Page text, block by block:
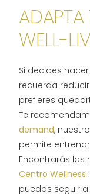
WELL-
Si decides
recuerda
prefieres
Te
demand,
permite
Encontrarás
Centro Wellness
puedas seguir